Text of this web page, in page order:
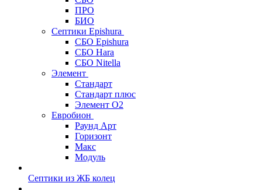
ПРО
БИО
Септики Epishura
СБО Epishura
СБО Hara
СБО Nitella
Элемент
Стандарт
Стандарт плюс
Элемент О2
Евробион
Раунд Арт
Горизонт
Макс
Модуль
Септики из ЖБ колец